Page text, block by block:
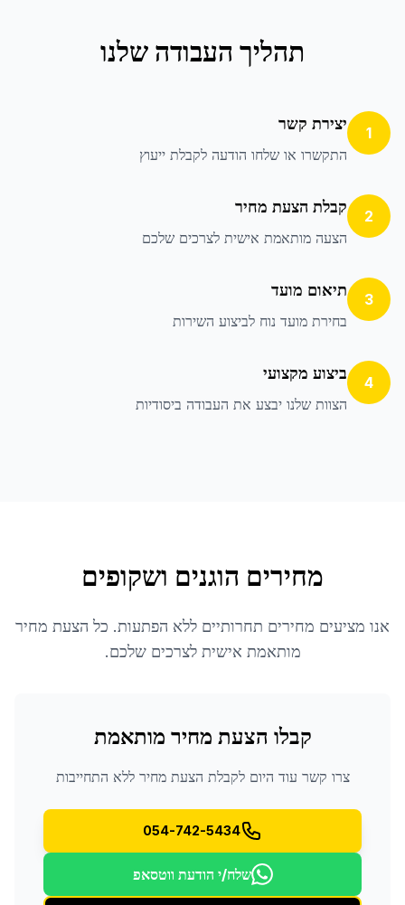
תהליך העבודה שלנו
1 יצירת קשר
התקשרו או שלחו הודעה לקבלת ייעוץ
2 קבלת הצעת מחיר
הצעה מותאמת אישית לצרכים שלכם
3 תיאום מועד
בחירת מועד נוח לביצוע השירות
4 ביצוע מקצועי
הצוות שלנו יבצע את העבודה ביסודיות
מחירים הוגנים ושקופים
אנו מציעים מחירים תחרותיים ללא הפתעות. כל הצעת מחיר
מותאמת אישית לצרכים שלכם.
קבלו הצעת מחיר מותאמת
צרו קשר עוד היום לקבלת הצעת מחיר ללא התחייבות
054-742-5434
שלח/י הודעת ווטסאפ